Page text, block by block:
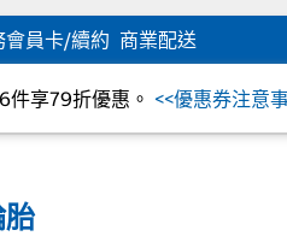
會員卡/續約 商業配送
件享79折優惠。 <<優惠券注意